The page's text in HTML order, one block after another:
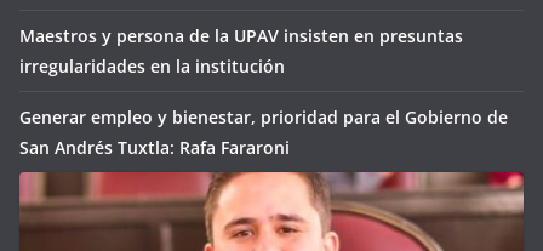
Maestros y persona de la UPAV insisten en presuntas
irregularidades en la institución
Generar empleo y bienestar, prioridad para el Gobierno de
San Andrés Tuxtla: Rafa Fararoni